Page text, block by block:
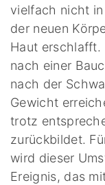
vielfach nicht
der neuen
Haut erschlafft.
nach einer
nach der
Gewicht
trotz
zurückbildet.
wird dieser
Ereignis, das